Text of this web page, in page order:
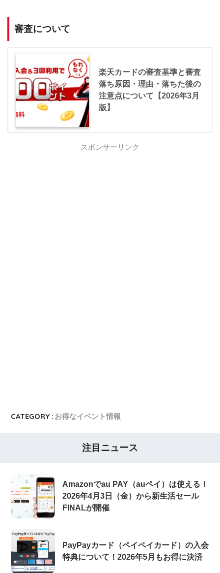
審査について
楽天カードの審査基準と審査
落ち原因・理由・落ちた後の
注意点について【2026年3月
版】
スポンサーリンク
CATEGORY : お得なイベント情報
注目ニュース
Amazonでau PAY（auペイ）は使える！
2026年4月3日（金）から新生活セール
FINALが開催
PayPayカード（ペイペイカード）の入会
特典について！2026年5月もお得に決済